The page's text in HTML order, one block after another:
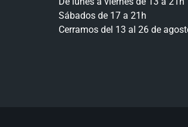
Sábados de 17 a 21h
Cerramos del 13 al 26 de